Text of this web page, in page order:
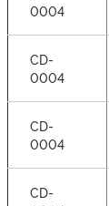
0004
CD-
0004
CD-
0004
CD-